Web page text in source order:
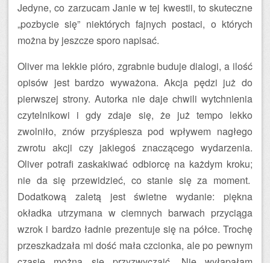
Jedyne, co zarzucam Janie w tej kwestii, to skuteczne
„pozbycie się” niektórych fajnych postaci, o których
można by jeszcze sporo napisać.
Oliver ma lekkie pióro, zgrabnie buduje dialogi, a ilość
opisów jest bardzo wyważona. Akcja pędzi już do
pierwszej strony. Autorka nie daje chwili wytchnienia
czytelnikowi i gdy zdaje się, że już tempo lekko
zwolniło, znów przyśpiesza pod wpływem nagłego
zwrotu akcji czy jakiegoś znaczącego wydarzenia.
Oliver potrafi zaskakiwać odbiorcę na każdym kroku;
nie da się przewidzieć, co stanie się za moment.
Dodatkową zaletą jest świetne wydanie: piękna
okładka utrzymana w ciemnych barwach przyciąga
wzrok i bardzo ładnie prezentuje się na półce. Trochę
przeszkadzała mi dość mała czcionka, ale po pewnym